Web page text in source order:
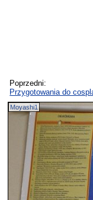
Poprzedni:
Przygotowania do
Moyashi1